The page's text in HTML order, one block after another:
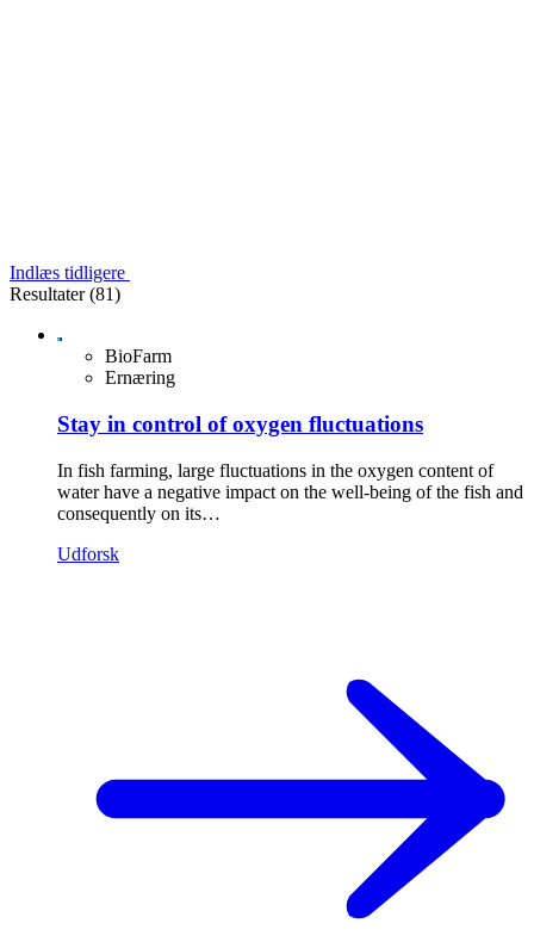
Indlæs tidligere
Resultater (81)
BioFarm
Ernæring
Stay in control of oxygen fluctuations
In fish farming, large fluctuations in the oxygen content of
water have a negative impact on the well-being of the fish and
consequently on its…
Udforsk